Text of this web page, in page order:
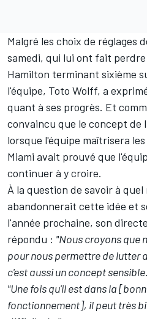
Malgré les choix de réglages
samedi, qui lui ont fait
Hamilton terminant sixième
l'équipe, Toto Wolff, a
quant à ses progrès. Et
convaincu que le concept de
lorsque l'équipe maîtrisera
Miami avait prouvé que
continuer à y croire.
À la question de savoir à
abandonnerait cette idée et
l'année prochaine, son
répondu : "Nous croyons que
pour nous permettre de lutter
c'est aussi un concept
"Une fois qu'il est dans la
fonctionnement], il peut très